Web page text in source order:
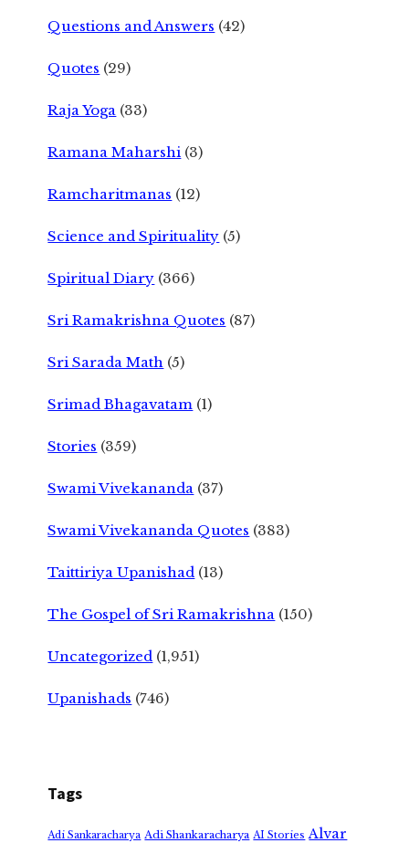
Questions and Answers (42)
Quotes (29)
Raja Yoga (33)
Ramana Maharshi (3)
Ramcharitmanas (12)
Science and Spirituality (5)
Spiritual Diary (366)
Sri Ramakrishna Quotes (87)
Sri Sarada Math (5)
Srimad Bhagavatam (1)
Stories (359)
Swami Vivekananda (37)
Swami Vivekananda Quotes (383)
Taittiriya Upanishad (13)
The Gospel of Sri Ramakrishna (150)
Uncategorized (1,951)
Upanishads (746)
Tags
Adi Sankaracharya Adi Shankaracharya AI Stories Alvar